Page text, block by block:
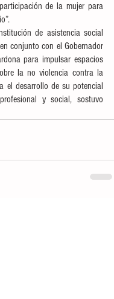
de la mujer para
de asistencia social
conjunto con el Gobernador
para impulsar espacios
la no violencia contra la
el desarrollo de su potencial
y social, sostuvo